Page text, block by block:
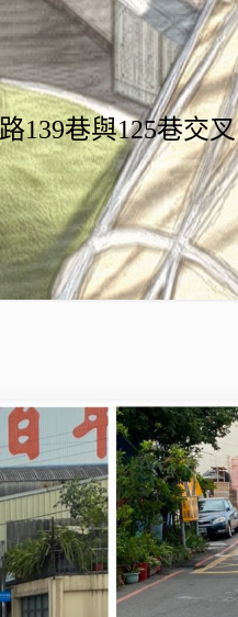
139巷與125巷交叉